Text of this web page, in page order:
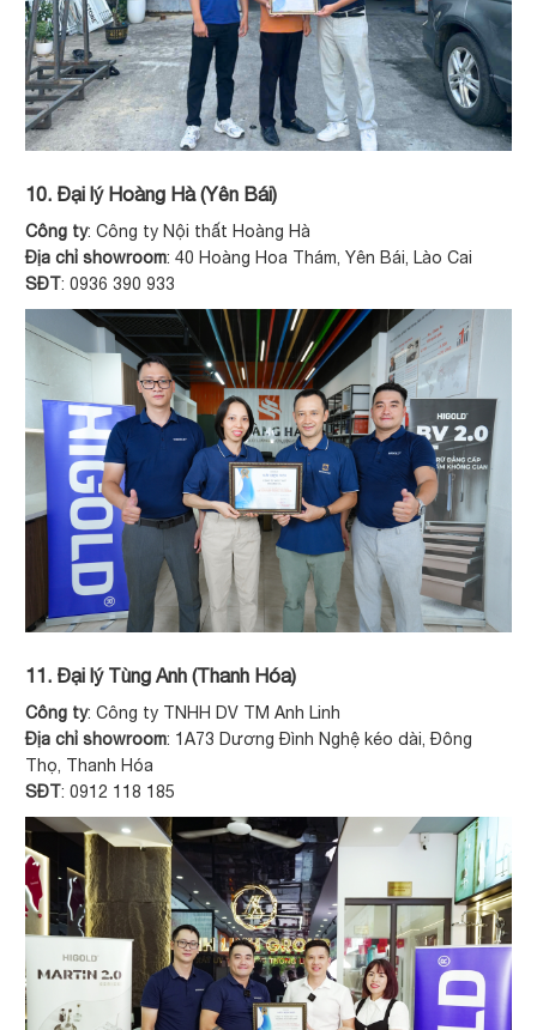
10. Đại lý Hoàng Hà (Yên Bái)
Công ty: Công ty Nội thất Hoàng Hà
Địa chỉ showroom: 40 Hoàng Hoa Thám, Yên Bái, Lào Cai
SĐT: 0936 390 933
11. Đại lý Tùng Anh (Thanh Hóa)
Công ty: Công ty TNHH DV TM Anh Linh
Địa chỉ showroom: 1A73 Dương Đình Nghệ kéo dài, Đông
Thọ, Thanh Hóa
SĐT: 0912 118 185